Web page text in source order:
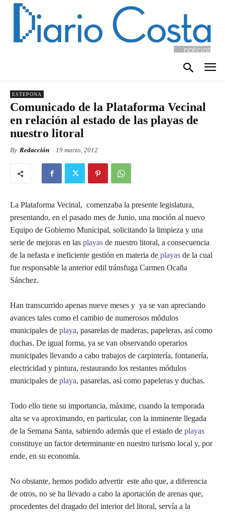
ESTEPONA
Comunicado de la Plataforma Vecinal
en relación al estado de las playas de
nuestro litoral
By Redacción 19 marzo, 2012
La Plataforma Vecinal, comenzaba la presente legislatura,
presentando, en el pasado mes de Junio, una moción al nuevo
Equipo de Gobierno Municipal, solicitando la limpieza y una
serie de mejoras en las playas de nuestro litoral, a consecuencia
de la nefasta e ineficiente gestión en materia de playas de la cual
fue responsable la anterior edil tránsfuga Carmen Ocaña
Sánchez.
Han transcurrido apenas nueve meses y ya se van apreciando
avances tales como el cambio de numerosos módulos
municipales de playa, pasarelas de maderas, papeleras, así como
duchas. De igual forma, ya se van observando operarios
municipales llevando a cabo trabajos de carpintería, fontanería,
electricidad y pintura, restaurando los restantes módulos
municipales de playa, pasarelas, así como papeleras y duchas.
Todo ello tiene su importancia, máxime, cuando la temporada
alta se va aproximando, en particular, con la inminente llegada
de la Semana Santa, sabiendo además que el estado de playas
constituye un factor determinante en nuestro turismo local y, por
ende, en su economía.
No obstante, hemos podido advertir este año que, a diferencia
de otros, no se ha llevado a cabo la aportación de arenas que,
procedentes del dragado del interior del litoral, servía a la